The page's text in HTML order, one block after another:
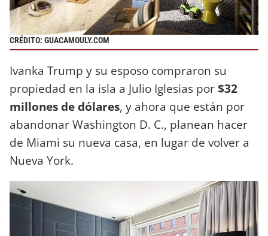
CRÉDITO: GUACAMOULY.COM
Ivanka Trump y su esposo compraron su
propiedad en la isla a Julio Iglesias por$32
millones de dólares, y ahora que están por
abandonar Washington D. C., planean hacer
de Miami su nueva casa, en lugar de volver a
Nueva York.